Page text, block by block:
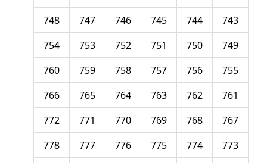
743
744
745
746
747
748
749
750
751
752
753
754
755
756
757
758
759
760
761
762
763
764
765
766
767
768
769
770
771
772
773
774
775
776
777
778